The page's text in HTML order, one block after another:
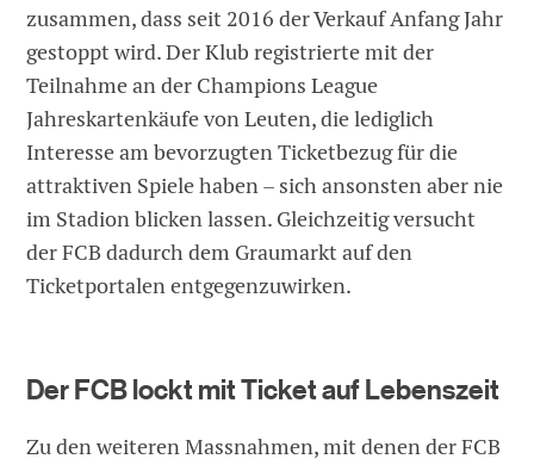
zusammen, dass seit 2016 der Verkauf Anfang Jahr
gestoppt wird. Der Klub registrierte mit der
Teilnahme an der Champions League
Jahreskartenkäufe von Leuten, die lediglich
Interesse am bevorzugten Ticketbezug für die
attraktiven Spiele haben – sich ansonsten aber nie
im Stadion blicken lassen. Gleichzeitig versucht
der FCB dadurch dem Graumarkt auf den
Ticketportalen entgegenzuwirken.
Der FCB lockt mit Ticket auf Lebenszeit
Zu den weiteren Massnahmen, mit denen der FCB